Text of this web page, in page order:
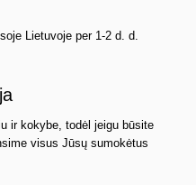
Lietuvoje per 1-2 d. d.
ir kokybe, todėl jeigu būsite
visus Jūsų sumokėtus